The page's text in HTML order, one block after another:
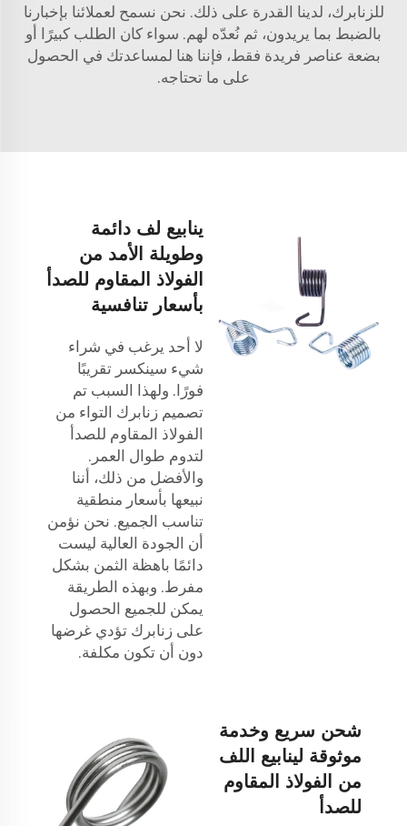
للزنابرك، لدينا القدرة على ذلك. نحن نسمح لعملائنا بإخبارنا
بالضبط بما يريدون، ثم نُعدّه لهم. سواء كان الطلب كبيرًا أو
بضعة عناصر فريدة فقط، فإننا هنا لمساعدتك في الحصول
على ما تحتاجه.
ينابيع لف دائمة
وطويلة الأمد من
الفولاذ المقاوم للصدأ
بأسعار تنافسية
لا أحد يرغب في شراء
شيء سينكسر تقريبًا
فورًا. ولهذا السبب تم
تصميم زنابرك التواء من
الفولاذ المقاوم للصدأ
لتدوم طوال العمر.
والأفضل من ذلك، أننا
نبيعها بأسعار منطقية
تناسب الجميع. نحن نؤمن
أن الجودة العالية ليست
دائمًا باهظة الثمن بشكل
مفرط. وبهذه الطريقة
يمكن للجميع الحصول
على زنابرك تؤدي غرضها
دون أن تكون مكلفة.
شحن سريع وخدمة
موثوقة لينابيع اللف
من الفولاذ المقاوم
للصدأ